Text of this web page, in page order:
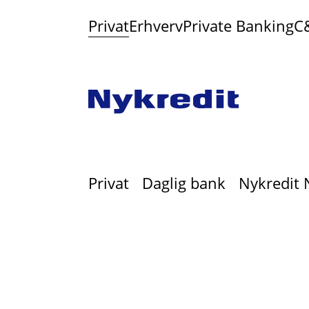
PrivatErhvervPrivate Banking
Privat Daglig bank Nykredit